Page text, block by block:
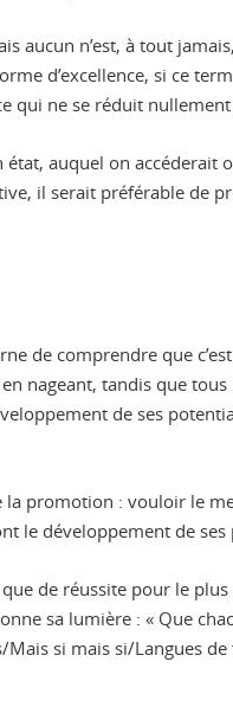
aucun n’est, à tout
d’excellence, si ce
qui ne se réduit
auquel on
il serait préférable de
comprendre que
nageant, tandis que
de ses
promotion : vouloir le
le développement de ses
de réussite pour le
sa lumière : « Que
si mais si/Langues